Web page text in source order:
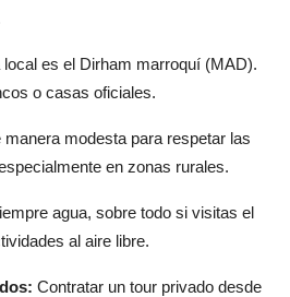
local es el Dirham marroquí (MAD).
o casas oficiales.
manera modesta para respetar las
en zonas rurales.
agua, sobre todo si visitas el
al aire libre.
Contratar un tour privado desde